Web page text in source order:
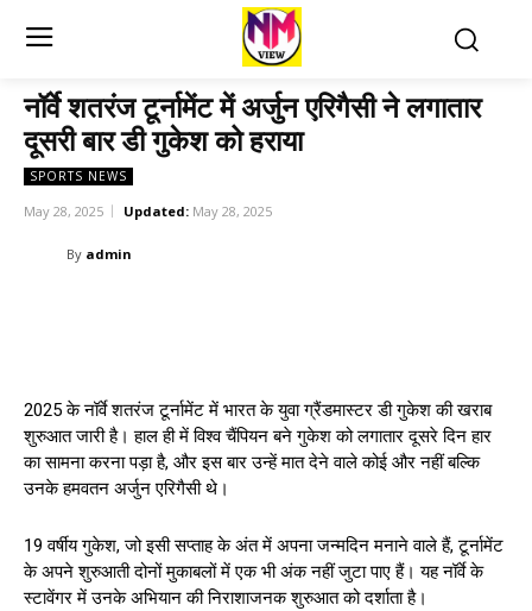
नॉर्वे शतरंज टूर्नामेंट में अर्जुन एरिगैसी ने लगातार
दूसरी बार डी गुकेश को हराया
SPORTS NEWS
May 28, 2025 Updated: May 28, 2025
By admin
2025 के नॉर्वे शतरंज टूर्नामेंट में भारत के युवा ग्रैंडमास्टर डी गुकेश की खराब
शुरुआत जारी है। हाल ही में विश्व चैंपियन बने गुकेश को लगातार दूसरे दिन हार
का सामना करना पड़ा है, और इस बार उन्हें मात देने वाले कोई और नहीं बल्कि
उनके हमवतन अर्जुन एरिगैसी थे।
19 वर्षीय गुकेश, जो इसी सप्ताह के अंत में अपना जन्मदिन मनाने वाले हैं, टूर्नामेंट
के अपने शुरुआती दोनों मुकाबलों में एक भी अंक नहीं जुटा पाए हैं। यह नॉर्वे के
स्टावेंगर में उनके अभियान की निराशाजनक शुरुआत को दर्शाता है।